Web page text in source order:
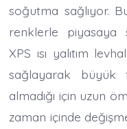
soğutma sağlıyor.
renklerle piyasaya
XPS ısı yalıtım
sağlayarak büyük
almadığı için uzun
zaman içinde